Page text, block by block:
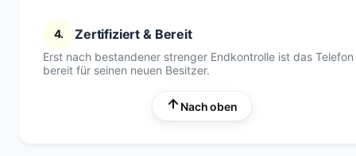
4. Zertifiziert & Bereit
Erst nach bestandener strenger Endkontrolle ist das Telefon
bereit für seinen neuen Besitzer.
Nach oben